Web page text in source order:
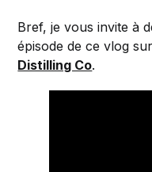
Bref, je vous invite à
épisode de ce vlog
Distilling Co.